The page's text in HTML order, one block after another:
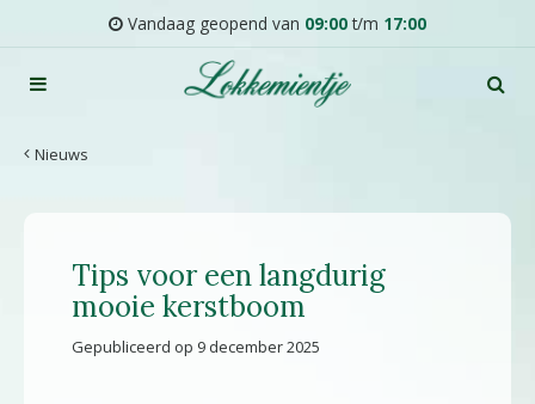
Nieuws
Vandaag geopend van 09:00t/m 17:00
Tips voor een langdurig
mooie kerstboom
Gepubliceerd op 9 december 2025